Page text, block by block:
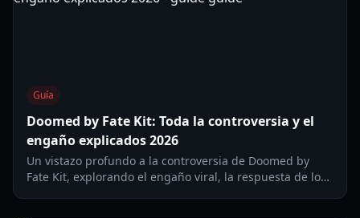
Guía
Doomed by Fate Kit: Toda la controversia y el
engaño explicados 2026
Un vistazo profundo a la controversia de Doomed by
Fate Kit, explorando el engaño viral, la respuesta de los